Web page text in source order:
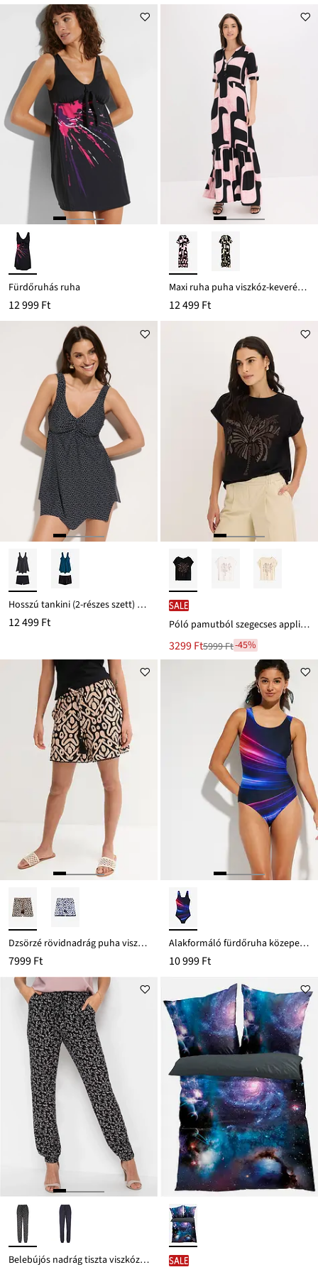
10 499 Ft
Fürdőruhás ruha
12 999 Ft
Maxi ruha puha viszkóz-keverékből
12 499 Ft
Hosszú tankini (2-részes szett) cikk-cakkos szegéllyel
12 499 Ft
SALE
Póló pamutból szegecses applikációval
Új
ár
3299 Ft
Leárazva5999 Ft-45%
Dzsörzé rövidnadrág puha viszkóz keverékből
7999 Ft
Alakformáló fürdőruha közepes formáló hatással
10 999 Ft
Belebújós nadrág tiszta viszkózból SALE